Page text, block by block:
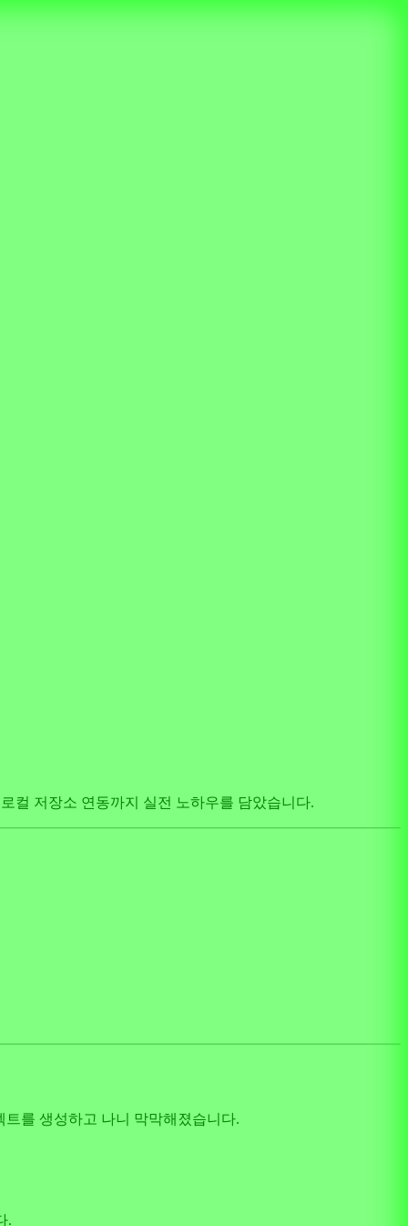
컬 저장소 연동까지 실전 노하우를 담았습니다.
를 생성하고 나니 막막해졌습니다.
.